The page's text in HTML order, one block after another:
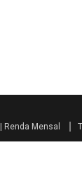
Renda Mensal